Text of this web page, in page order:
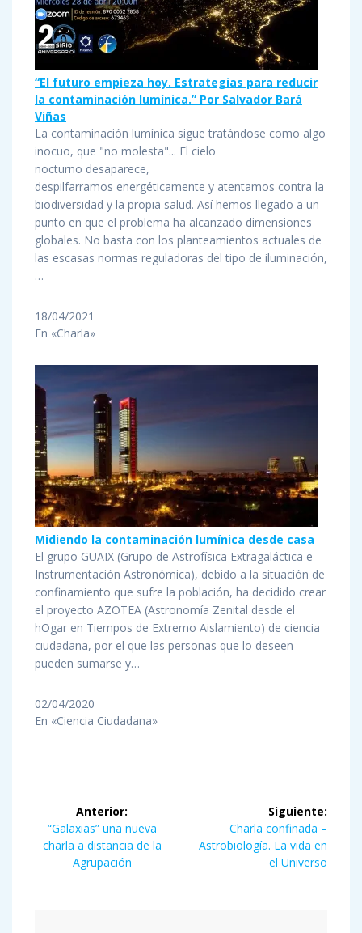
“El futuro empieza hoy. Estrategias para reducir
la contaminación lumínica.” Por Salvador Bará
Viñas
La contaminación lumínica sigue tratándose como algo
inocuo, que "no molesta"... El cielo
nocturno desaparece,
despilfarramos energéticamente y atentamos contra la
biodiversidad y la propia salud. Así hemos llegado a un
punto en que el problema ha alcanzado dimensiones
globales. No basta con los planteamientos actuales de
las escasas normas reguladoras del tipo de iluminación,
…
18/04/2021
En «Charla»
Midiendo la contaminación lumínica desde casa
El grupo GUAIX (Grupo de Astrofísica Extragaláctica e
Instrumentación Astronómica), debido a la situación de
confinamiento que sufre la población, ha decidido crear
el proyecto AZOTEA (Astronomía Zenital desde el
hOgar en Tiempos de Extremo Aislamiento) de ciencia
ciudadana, por el que las personas que lo deseen
pueden sumarse y…
02/04/2020
En «Ciencia Ciudadana»
Navegación
de
entradas
Anterior:
Entrada
anterior:
“Galaxias” una nueva
charla a distancia de la
Agrupación
Siguiente:
Siguiente
entrada:
Charla confinada –
Astrobiología. La vida en
el Universo